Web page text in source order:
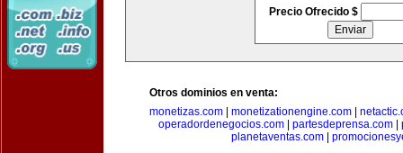
Precio Ofrecido $
Otros dominios en venta:
monetizas.com
monetizationengine.com
operadordenegocios.com
partesdeprensa.com
planetaventas.com